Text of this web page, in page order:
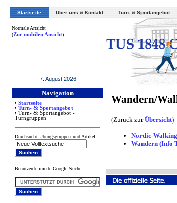
Startseite Über uns & Kontakt Turn- & Sportangebot
Normale Ansicht
(Zur mobilen Ansicht)
7. August 2026
Navigation
Startseite
Turn- & Sportangebot
Turn- & Sportangebot -
Turngruppen
Durchsucht Übungsgruppen und Artikel:
Benutzerdefinierte Google Suche:
Wandern/
(Zurück zurÜbersicht)
Nordic-
Wandern (Info